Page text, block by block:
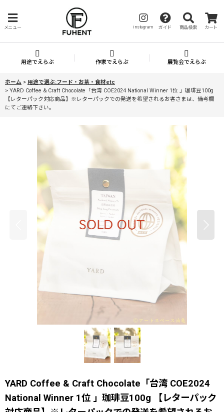
メニュー instagram ガイド 商品検索 カート
用途でえらぶ 作家でえらぶ 展覧会でえらぶ
ホーム > 用途で選ぶ:フード・お茶・食材etc
> YARD Coffee & Craft Chocolate「台湾 COE2024 National Winner 1位 」珈琲豆100g
【レターパック対応商品】※レターパックでの発送を希望されるお客さまは、備考欄
にてご連絡下さい。
YARD Coffee & Craft Chocolate「台湾 COE2024
National Winner 1位 」珈琲豆100g 【レターパック